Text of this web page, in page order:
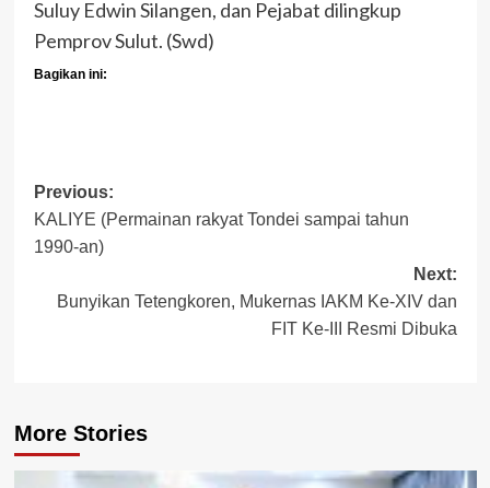
Suluy Edwin Silangen, dan Pejabat dilingkup
Pemprov Sulut. (Swd)
Bagikan ini:
Post
navigation
Previous:
KALIYE (Permainan rakyat Tondei sampai tahun
1990-an)
Next:
Bunyikan Tetengkoren, Mukernas IAKM Ke-XIV dan
FIT Ke-III Resmi Dibuka
More Stories